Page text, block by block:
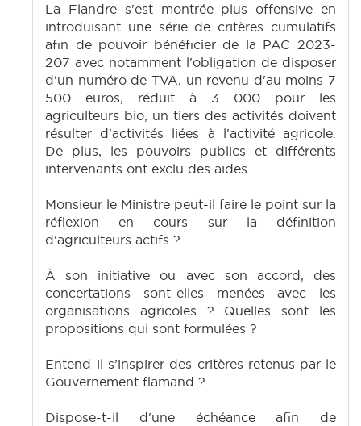
La Flandre s'est montrée plus offensive en
introduisant une série de critères cumulatifs
afin de pouvoir bénéficier de la PAC 2023-
207 avec notamment l'obligation de disposer
d'un numéro de TVA, un revenu d'au moins 7
500 euros, réduit à 3 000 pour les
agriculteurs bio, un tiers des activités doivent
résulter d'activités liées à l'activité agricole.
De plus, les pouvoirs publics et différents
intervenants ont exclu des aides.
Monsieur le Ministre peut-il faire le point sur la
réflexion en cours sur la définition
d'agriculteurs actifs ?
À son initiative ou avec son accord, des
concertations sont-elles menées avec les
organisations agricoles ? Quelles sont les
propositions qui sont formulées ?
Entend-il s’inspirer des critères retenus par le
Gouvernement flamand ?
Dispose-t-il d'une échéance afin de